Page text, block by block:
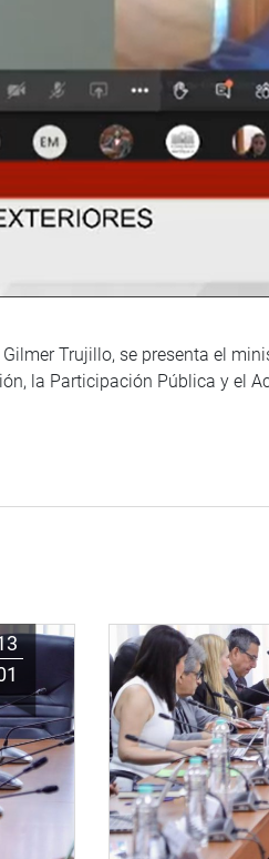
Trujillo, se presenta el
la Participación Pública y el